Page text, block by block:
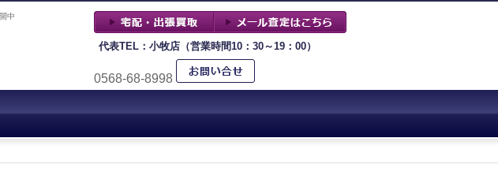
中
代表TEL：小牧店（営業時間10：30～19：00）
0568-68-8998